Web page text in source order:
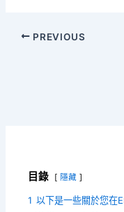
PREVIOUS
目錄 隱藏
1 以下是一些關於您在